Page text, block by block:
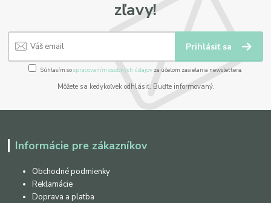
zľavy!
Prihlásiť sa
Súhlasím sospracovaním osobných údajov za účelom zasielania newslettera.
Môžete sa kedykoľvek odhlásiť. Buďte informovaný.
Informácie pre zákazníkov
Obchodné podmienky
Reklamácie
Doprava a platba